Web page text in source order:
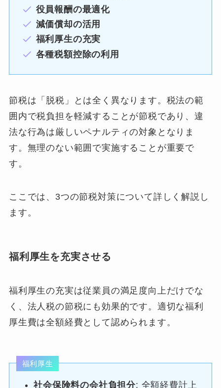
役員報酬の最適化
減価償却の活用
福利厚生の充実
各種税額控除の利用
節税は「脱税」とは全く異なります。税法の範
囲内で税負担を軽減することが節税であり、違
法な行為は厳しいペナルティの対象となりま
す。無理のない範囲で実施することが重要で
す。
ここでは、3つの節税対策について詳しく解説し
ます。
福利厚生を充実させる
福利厚生の充実は従業員の満足度向上だけでな
く、法人税の節税にも効果的です。適切な福利
厚生費は全額経費として認められます。
福利厚生
社会保険料の会社負担分: 全額経費計上